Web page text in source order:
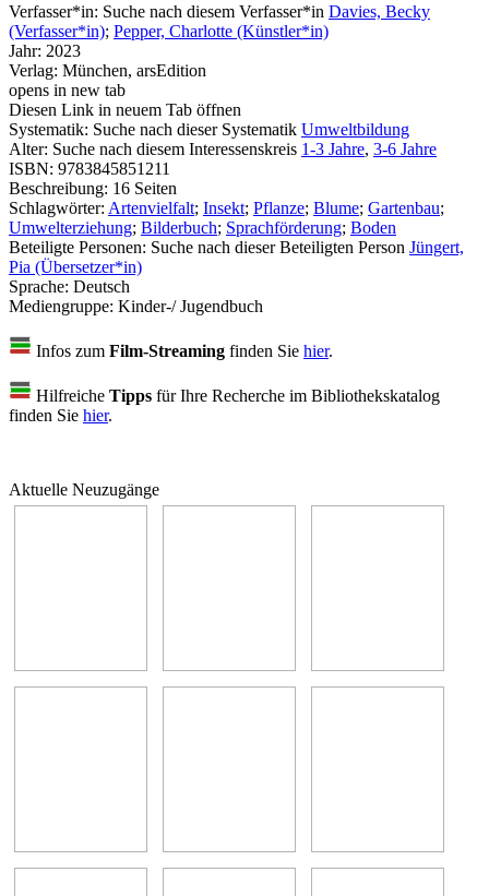
Verfasser*in: Suche nach diesem Verfasser*in Davies, Becky
(Verfasser*in); Pepper, Charlotte (Künstler*in)
Jahr: 2023
Verlag: München, arsEdition
opens in new tab
Diesen Link in neuem Tab öffnen
Systematik: Suche nach dieser Systematik Umweltbildung
Alter: Suche nach diesem Interessenskreis 1-3 Jahre, 3-6 Jahre
ISBN: 9783845851211
Beschreibung: 16 Seiten
Schlagwörter: Artenvielfalt; Insekt; Pflanze; Blume; Gartenbau;
Umwelterziehung; Bilderbuch; Sprachförderung; Boden
Beteiligte Personen: Suche nach dieser Beteiligten Person Jüngert,
Pia (Übersetzer*in)
Sprache: Deutsch
Mediengruppe: Kinder-/ Jugendbuch
Infos zum Film-Streaming finden Sie hier.
Hilfreiche Tipps für Ihre Recherche im Bibliothekskatalog
finden Sie hier.
Aktuelle Neuzugänge